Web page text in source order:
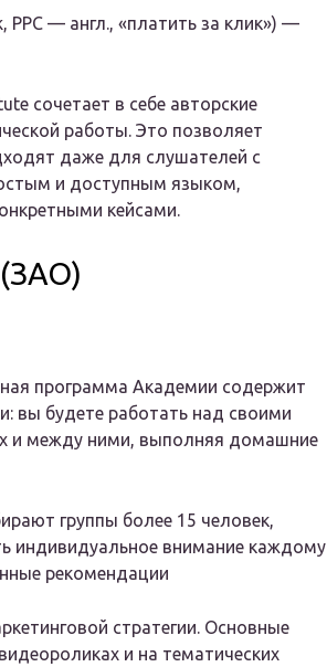
PPC — англ., «платить за клик») —
сочетает в себе авторские
работы. Это позволяет
даже для слушателей с
и доступным языком,
кейсами.
программа Академии содержит
вы будете работать над своими
и между ними, выполняя домашние
группы более 15 человек,
индивидуальное внимание каждому
рекомендации
стратегии. Основные
и на тематических